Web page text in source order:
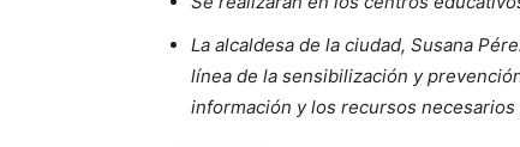
La alcaldesa de la ciudad, Susana
línea de la sensibilización y
información y los recursos necesarios